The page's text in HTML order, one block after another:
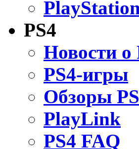
PS4
Новости о
PS4-игры
Обзоры
PlayLink
PS4 FAQ